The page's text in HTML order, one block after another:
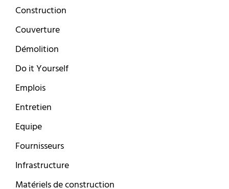
Construction
Couverture
Démolition
Do it Yourself
Emplois
Entretien
Equipe
Fournisseurs
Infrastructure
Matériels de construction